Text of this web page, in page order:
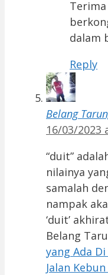
dalam
Reply
Belang
16/03/2023
“duit”
nilainya
samalah
nampak
‘duit’
Belang
yang Ada
Jalan